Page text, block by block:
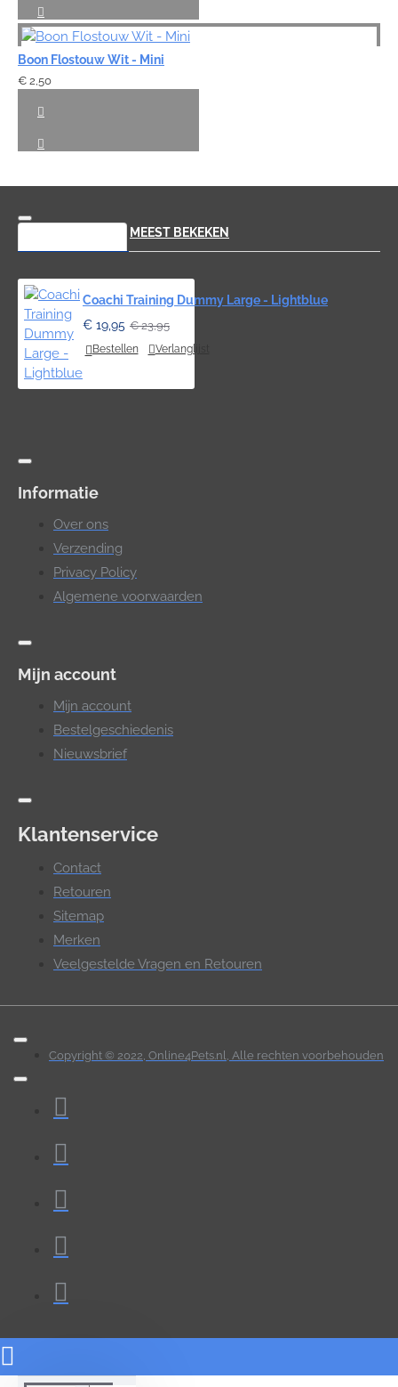
Boon Flostouw Wit - Mini
€ 2,50
MEEST BEKEKEN
Coachi Training Dummy Large - Lightblue
€ 19,95 € 23,95
Bestellen Verlanglijst
Informatie
Over ons
Verzending
Privacy Policy
Algemene voorwaarden
Mijn account
Mijn account
Bestelgeschiedenis
Nieuwsbrief
Klantenservice
Contact
Retouren
Sitemap
Merken
Veelgestelde Vragen en Retouren
Copyright © 2022, Online4Pets.nl, Alle rechten voorbehouden